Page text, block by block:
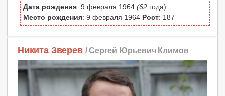
Дата рождения: 9 февраля 1964 (62 года)
Место рождения: 9 февраля 1964 Рост: 187
Никита Зверев / Сергей Юрьевич Климов